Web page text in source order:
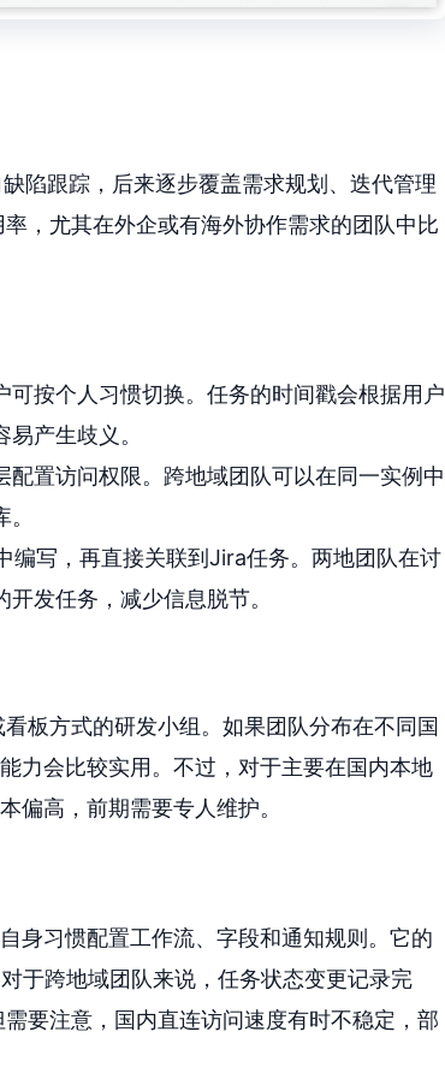
陷跟踪，后来逐步覆盖需求规划、迭代管理
，尤其在外企或有海外协作需求的团队中比
按个人习惯切换。任务的时间戳会根据用户
产生歧义。
置访问权限。跨地域团队可以在同一实例中
写，再直接关联到Jira任务。两地团队在讨
发任务，减少信息脱节。
板方式的研发小组。如果团队分布在不同国
力会比较实用。不过，对于主要在国内本地
偏高，前期需要专人维护。
身习惯配置工作流、字段和通知规则。它的
于跨地域团队来说，任务状态变更记录完
要注意，国内直连访问速度有时不稳定，部